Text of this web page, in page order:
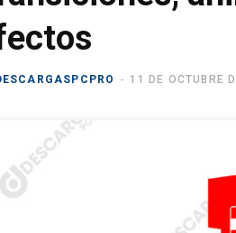
11 DE OCTUBRE